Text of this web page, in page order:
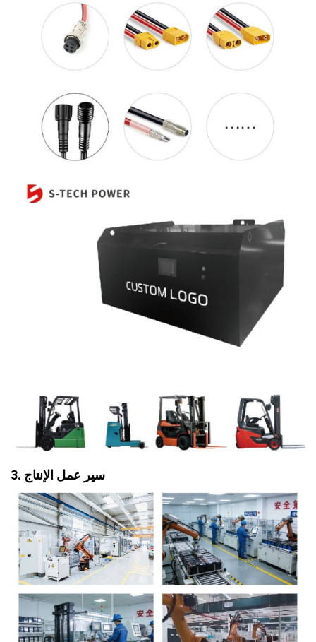
3. سير عمل الإنتاج